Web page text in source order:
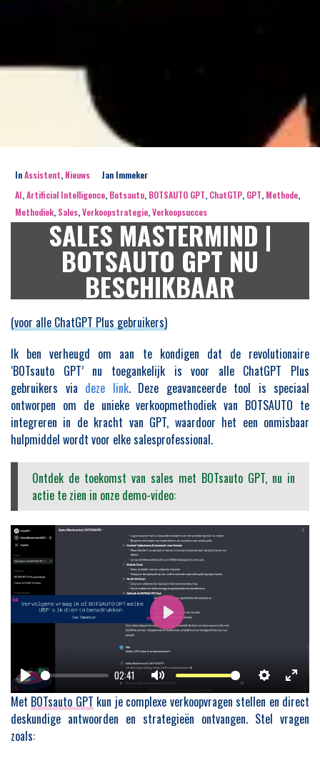
InAssistent, Nieuws
Jan Immeker
AI,Artificial Intelligence, Botsauto, BOTSAUTO GPT, ChatGTP, GPT, Methode,
Methodiek, Sales,Verkoopstrategie,Verkoopsucces
SALES MASTERMIND |
BOTSAUTO GPT NU
BESCHIKBAAR
(voor alle ChatGPT Plus gebruikers)
Ik ben verheugd om aan te kondigen dat de revolutionaire
‘BOTsauto GPT’ nu toegankelijk is voor alle ChatGPT Plus
gebruikers via deze link. Deze geavanceerde tool is speciaal
ontworpen om de unieke verkoopmethodiek van BOTSAUTO te
integreren in de kracht van GPT, waardoor het een onmisbaar
hulpmiddel wordt voor elke salesprofessional.
Ontdek de toekomst van sales met BOTsauto GPT, nu in
actie te zien in onze demo-video:
Play
02:41
Mute SettingsEnter
Play
Met BOTsauto GPT kun je complexe verkoopvragen stellen en direct
deskundige antwoorden en strategieën ontvangen. Stel vragen
zoals: